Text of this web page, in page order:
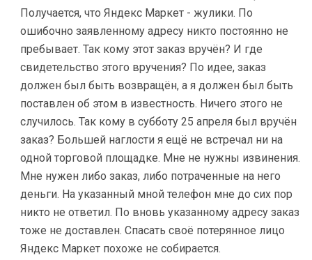
Получается, что Яндекс Маркет - жулики. По
ошибочно заявленному адресу никто постоянно не
пребывает. Так кому этот заказ вручён? И где
свидетельство этого вручения? По идее, заказ
должен был быть возвращён, а я должен был быть
поставлен об этом в известность. Ничего этого не
случилось. Так кому в субботу 25 апреля был вручён
заказ? Большей наглости я ещё не встречал ни на
одной торговой площадке. Мне не нужны извинения.
Мне нужен либо заказ, либо потраченные на него
деньги. На указанный мной телефон мне до сих пор
никто не ответил. По вновь указанному адресу заказ
тоже не доставлен. Спасать своё потерянное лицо
Яндекс Маркет похоже не собирается.